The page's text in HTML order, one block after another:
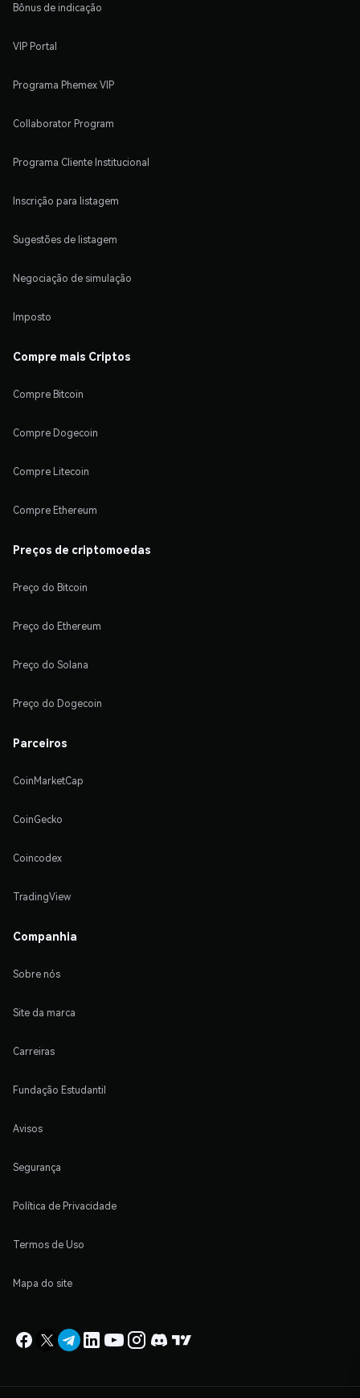
Bônus de indicação
VIP Portal
Programa Phemex VIP
Collaborator Program
Programa Cliente Institucional
Inscrição para listagem
Sugestões de listagem
Negociação de simulação
Imposto
Compre mais Criptos
Compre Bitcoin
Compre Dogecoin
Compre Litecoin
Compre Ethereum
Preços de criptomoedas
Preço do Bitcoin
Preço do Ethereum
Preço do Solana
Preço do Dogecoin
Parceiros
CoinMarketCap
CoinGecko
Coincodex
TradingView
Companhia
Sobre nós
Site da marca
Carreiras
Fundação Estudantil
Avisos
Segurança
Política de Privacidade
Termos de Uso
Mapa do site